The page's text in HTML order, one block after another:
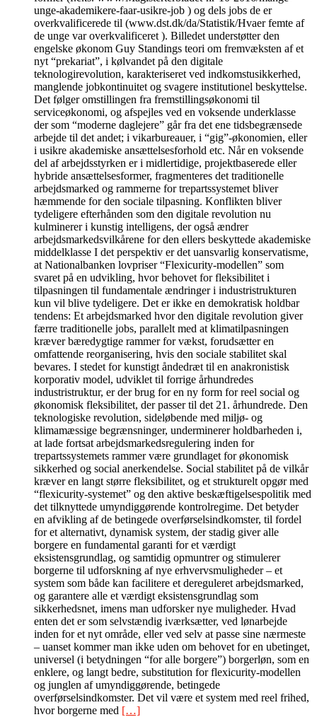
unge-akademikere-faar-usikre-job ) og dels jobs de er
overkvalificerede til (www.dst.dk/da/Statistik/Hvaer femte af
de unge var overkvalificeret ). Billedet understøtter den
engelske økonom Guy Standings teori om fremvæksten af et
nyt “prekariat”, i kølvandet på den digitale
teknologirevolution, karakteriseret ved indkomstusikkerhed,
manglende jobkontinuitet og svagere institutionel beskyttelse.
Det følger omstillingen fra fremstillingsøkonomi til
serviceøkonomi, og afspejles ved en voksende underklasse
der som “moderne daglejere” går fra det ene tidsbegrænsede
arbejde til det andet; i vikarbureauer, i “gig”-økonomien, eller
i usikre akademiske ansættelsesforhold etc. Når en voksende
del af arbejdsstyrken er i midlertidige, projektbaserede eller
hybride ansættelsesformer, fragmenteres det traditionelle
arbejdsmarked og rammerne for trepartssystemet bliver
hæmmende for den sociale tilpasning. Konflikten bliver
tydeligere efterhånden som den digitale revolution nu
kulminerer i kunstig intelligens, der også ændrer
arbejdsmarkedsvilkårene for den ellers beskyttede akademiske
middelklasse I det perspektiv er det uansvarlig konservatisme,
at Nationalbanken lovpriser “Flexicurity-modellen” som
svaret på en udvikling, hvor behovet for fleksibilitet i
tilpasningen til fundamentale ændringer i industristrukturen
kun vil blive tydeligere. Det er ikke en demokratisk holdbar
tendens: Et arbejdsmarked hvor den digitale revolution giver
færre traditionelle jobs, parallelt med at klimatilpasningen
kræver bæredygtige rammer for vækst, forudsætter en
omfattende reorganisering, hvis den sociale stabilitet skal
bevares. I stedet for kunstigt åndedræt til en anakronistisk
korporativ model, udviklet til forrige århundredes
industristruktur, er der brug for en ny form for reel social og
økonomisk fleksibilitet, der passer til det 21. århundrede. Den
teknologiske revolution, sideløbende med miljø- og
klimamæssige begrænsninger, underminerer holdbarheden i,
at lade fortsat arbejdsmarkedsregulering inden for
trepartssystemets rammer være grundlaget for økonomisk
sikkerhed og social anerkendelse. Social stabilitet på de vilkår
kræver en langt større fleksibilitet, og et strukturelt opgør med
“flexicurity-systemet” og den aktive beskæftigelsespolitik med
det tilknyttede umyndiggørende kontrolregime. Det betyder
en afvikling af de betingede overførselsindkomster, til fordel
for et alternativt, dynamisk system, der stadig giver alle
borgere en fundamental garanti for et værdigt
eksistensgrundlag, og samtidig opmuntrer og stimulerer
borgerne til udforskning af nye erhvervsmuligheder – et
system som både kan facilitere et dereguleret arbejdsmarked,
og garantere alle et værdigt eksistensgrundlag som
sikkerhedsnet, imens man udforsker nye muligheder. Hvad
enten det er som selvstændig iværksætter, ved lønarbejde
inden for et nyt område, eller ved selv at passe sine nærmeste
– uanset kommer man ikke uden om behovet for en ubetinget,
universel (i betydningen “for alle borgere”) borgerløn, som en
enklere, og langt bedre, substitution for flexicurity-modellen
og junglen af umyndiggørende, betingede
overførselsindkomster. Det vil være et system med reel frihed,
hvor borgerne med […]